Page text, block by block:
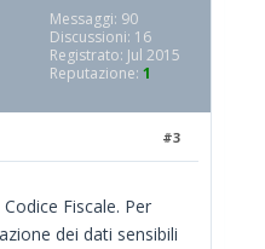
Messaggi: 90
Discussioni: 16
Registrato: Jul 2015
Reputazione: 1
#3
Fiscale. Per
dei dati sensibili